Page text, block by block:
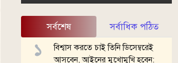
সর্বশেষ সর্বাধিক পঠিত
বিশ্বাস করতে চাই তিনি ডিসেম্বরেই
আসবেন, আইনের মুখোমুখি হবেন: